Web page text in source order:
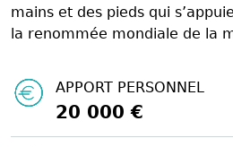
mains et des pieds qui
la renommée mondiale de la
APPORT PERSONNEL
20 000 €